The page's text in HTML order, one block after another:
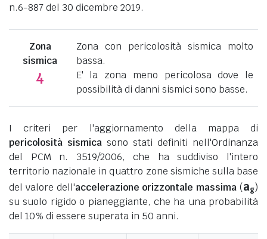
n.6-887 del 30 dicembre 2019.
Zona
sismica
4
Zona con pericolosità sismica molto
bassa.
E' la zona meno pericolosa dove le
possibilità di danni sismici sono basse.
I criteri per l'aggiornamento della mappa di
pericolosità sismica sono stati definiti nell'Ordinanza
del PCM n. 3519/2006, che ha suddiviso l'intero
territorio nazionale in quattro zone sismiche sulla base
del valore dell'accelerazione orizzontale massima (ag)
su suolo rigido o pianeggiante, che ha una probabilità
del 10% di essere superata in 50 anni.